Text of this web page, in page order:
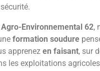
Environnemental 62,
formation soudure
apprenez en faisant, sur
les exploitations